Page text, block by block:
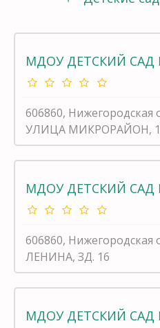
МДОУ ДЕТСКИЙ САД
606860, Нижегородская
УЛИЦА МИКРОРАЙОН,
МДОУ ДЕТСКИЙ
606860, Нижегородская
ЛЕНИНА, ЗД. 16
МДОУ ДЕТСКИЙ САД